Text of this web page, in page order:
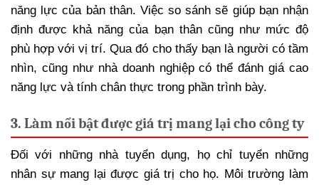
năng lực của bản thân. Việc so sánh sẽ giúp bạn nhận
định được khả năng của bạn thân cũng như mức độ
phù hợp với vị trí. Qua đó cho thấy bạn là người có tầm
nhìn, cũng như nhà doanh nghiệp có thể đánh giá cao
năng lực và tính chân thực trong phần trình bày.
3. Làm nổi bật được giá trị mang lại cho công ty
Đối với những nhà tuyển dụng, họ chỉ tuyển những
nhân sự mang lại được giá trị cho họ. Môi trường làm